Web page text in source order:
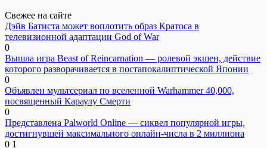
Свежее на сайте
Дэйв Батиста может воплотить образ Кратоса в
телевизионной адаптации God of War
0
Вышла игра Beast of Reincarnation — ролевой экшен, действие
которого разворачивается в постапокалиптической Японии
0
Объявлен мультсериал по вселенной Warhammer 40,000,
посвященный Караулу Смерти
0
Представлена Palworld Online — сиквел популярной игры,
достигнувшей максимального онлайн-числа в 2 миллиона
0 1